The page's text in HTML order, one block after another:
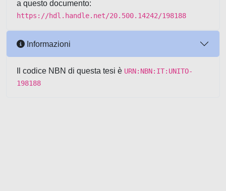
a questo documento:
https://hdl.handle.net/20.500.14242/198188
Informazioni
Il codice NBN di questa tesi è URN:NBN:IT:UNITO-
198188